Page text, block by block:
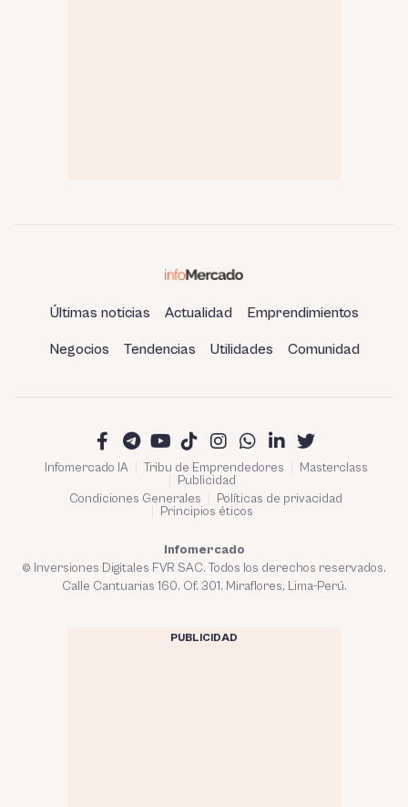
Últimas noticias Actualidad Emprendimientos
Negocios Tendencias Utilidades Comunidad
Infomercado IA Tribu de Emprendedores
Masterclass
Publicidad
Condiciones Generales
Políticas de privacidad
Principios éticos
Infomercado
© Inversiones Digitales FVR SAC. Todos los derechos reservados.
Calle Cantuarias 160. Of. 301. Miraflores, Lima-Perú.
PUBLICIDAD